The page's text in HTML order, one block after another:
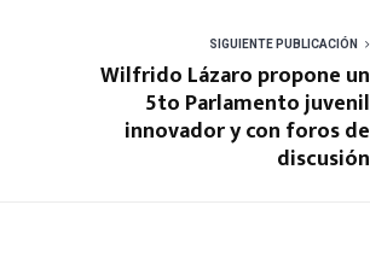
SIGUIENTE PUBLICACIÓN
Wilfrido Lázaro propone un
5to Parlamento juvenil
innovador y con foros de
discusión